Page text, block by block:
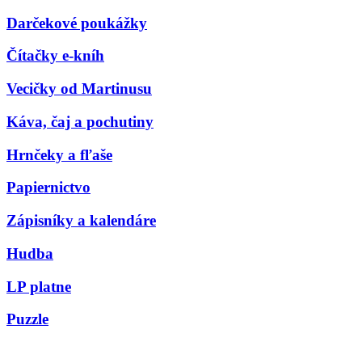
Darčekové poukážky
Čítačky e-kníh
Vecičky od Martinusu
Káva, čaj a pochutiny
Hrnčeky a fľaše
Papiernictvo
Zápisníky a kalendáre
Hudba
LP platne
Puzzle